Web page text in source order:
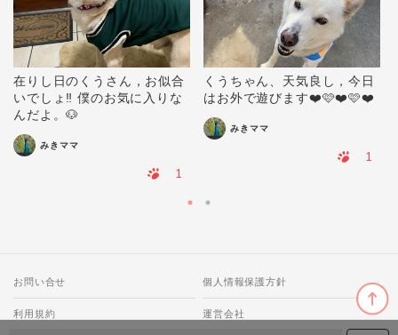
在りし日のくうさん，お似合
いでしょ‼️ 僕のお気に入りな
んだよ。🐶
みきママ
1
くうちゃん、天気良し，今日
はお外で遊びます❤️🩷❤️🩷❤️
みきママ
1
お問い合せ 個人情報保護方針
利用規約 運営会社